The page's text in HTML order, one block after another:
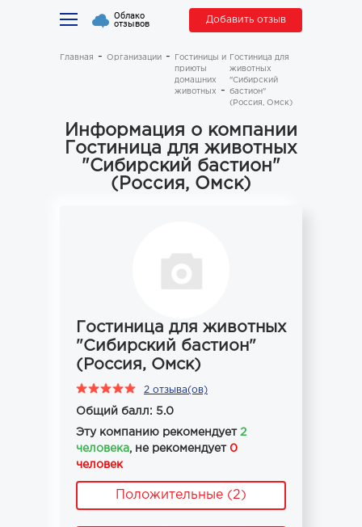
Облако
отзывов Добавить отзыв
Главная Организации
Гостиницы и
приюты
домашних
животных
Гостиница для
животных
"Сибирский
бастион"
(Россия, Омск)
Информация о компании
Гостиница для животных
"Сибирский бастион"
(Россия, Омск)
Гостиница для животных
"Сибирский бастион"
(Россия, Омск)
2 отзыва(ов)
Общий балл: 5.0
Эту компанию рекомендует 2
человека, не рекомендует 0
человек
Положительные (2)